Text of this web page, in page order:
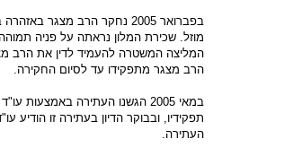
בפברואר 2005 נחקר הרב
מוזל. שכירת המלון נראתה על פניה
המליצה המשטרה להעמיד לדין את הרב
הרב מצגר מתפקידו עד לסיום החקירה.
במאי 2005 הגשנו העתירה
תפקידיו, ובבוקר הדיון בעתירה זו הודיע
העתירה.